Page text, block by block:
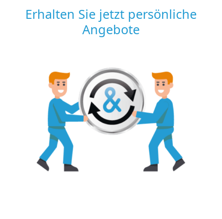
Erhalten Sie jetzt persönliche
Angebote